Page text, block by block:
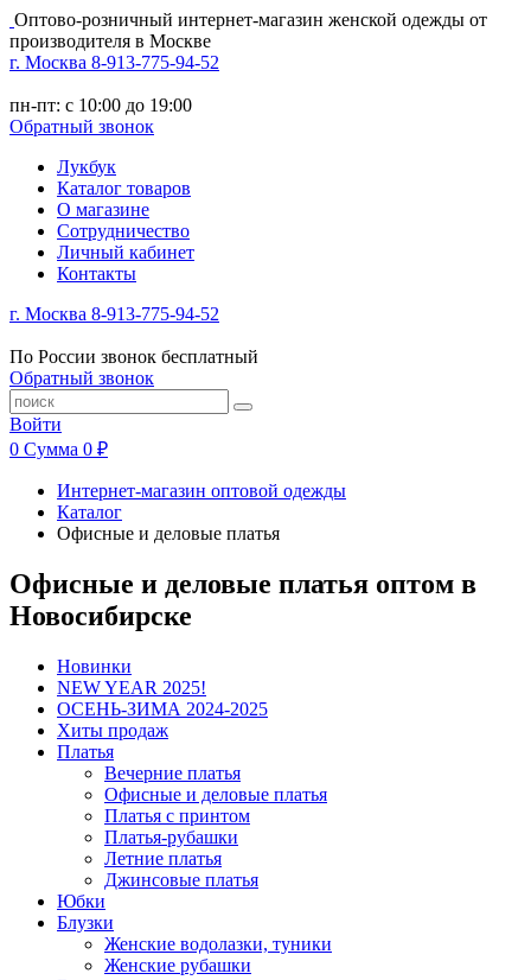
Оптово-розничный интернет-магазин женской одежды от
производителя в Москве
г. Москва 8-913-775-94-52
пн-пт: с 10:00 до 19:00
Обратный звонок
Лукбук
Каталог товаров
О магазине
Сотрудничество
Личный кабинет
Контакты
г. Москва 8-913-775-94-52
По России звонок бесплатный
Обратный звонок
Войти
0 Сумма 0 ₽
Интернет-магазин оптовой одежды
Каталог
Офисные и деловые платья
Офисные и деловые платья оптом в
Новосибирске
Новинки
NEW YEAR 2025!
ОСЕНЬ-ЗИМА 2024-2025
Хиты продаж
Платья
Вечерние платья
Офисные и деловые платья
Платья с принтом
Платья-рубашки
Летние платья
Джинсовые платья
Юбки
Блузки
Женские водолазки, туники
Женские рубашки